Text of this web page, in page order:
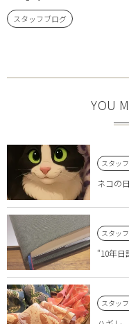
スタッフブログ
YOU
スタッ
ネコの日
スタッ
“10年日
スタッ